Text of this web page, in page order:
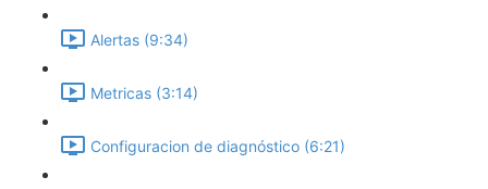
Alertas (9:34)
Metricas (3:14)
Configuracion de diagnóstico (6:21)